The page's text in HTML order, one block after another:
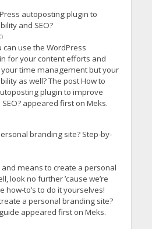
autoposting plugin to
and SEO?
can use the WordPress
for your content efforts and
time management but your
as well? The post How to
plugin to improve
appeared first on Meks.
branding site? Step-by-
means to create a personal
look no further ’cause we’re
how-to’s to do it yourselves!
a personal branding site?
appeared first on Meks.